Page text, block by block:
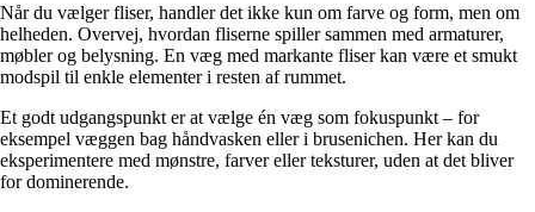
Når du vælger fliser, handler det ikke kun om farve og form, men om
helheden. Overvej, hvordan fliserne spiller sammen med armaturer,
møbler og belysning. En væg med markante fliser kan være et smukt
modspil til enkle elementer i resten af rummet.
Et godt udgangspunkt er at vælge én væg som fokuspunkt – for
eksempel væggen bag håndvasken eller i brusenichen. Her kan du
eksperimentere med mønstre, farver eller teksturer, uden at det bliver
for dominerende.